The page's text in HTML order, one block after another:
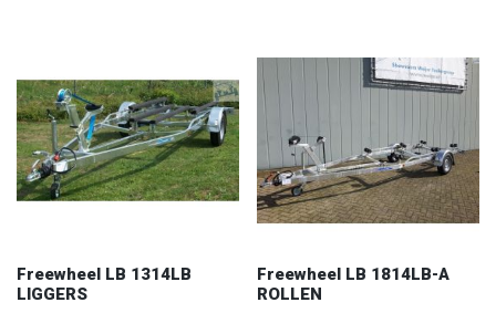
Freewheel LB 1314LB
LIGGERS
Freewheel LB 1814LB-A
ROLLEN